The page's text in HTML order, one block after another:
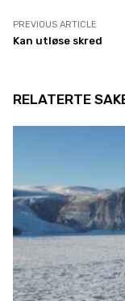
PREVIOUS ARTICLE
Kan utløse skred
RELATERTE